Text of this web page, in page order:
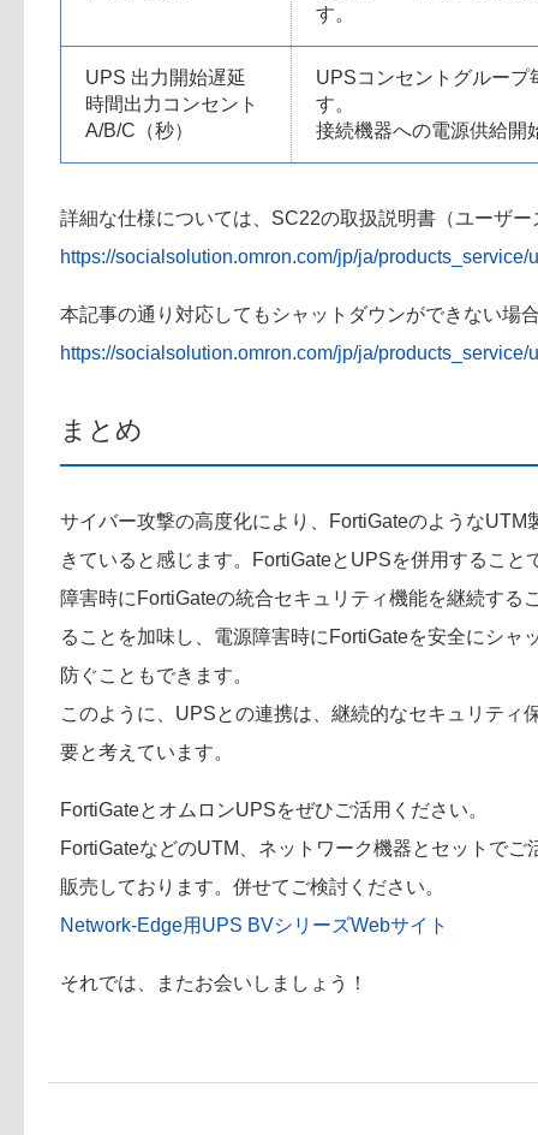
す。
UPS 出力開始遅延
時間出力コンセント
A/B/C（秒）
UPSコンセントグループ
す。
接続機器への電源供給開
詳細な仕様については、SC22の取扱説明書（ユーザ
https://socialsolution.omron.com/jp/ja/
本記事の通り対応してもシャットダウンができない場
https://socialsolution.omron.com/jp/ja/
まとめ
サイバー攻撃の高度化により、FortiGateのような
きていると感じます。FortiGateとUPSを併用するこ
障害時にFortiGateの統合セキュリティ機能を継続す
ることを加味し、電源障害時にFortiGateを安全にシ
防ぐこともできます。
このように、UPSとの連携は、継続的なセキュリテ
要と考えています。
FortiGateとオムロンUPSをぜひご活用ください。
FortiGateなどのUTM、ネットワーク機器とセットで
販売しております。併せてご検討ください。
Network-Edge用UPS BVシリーズWebサイト
それでは、またお会いしましょう！